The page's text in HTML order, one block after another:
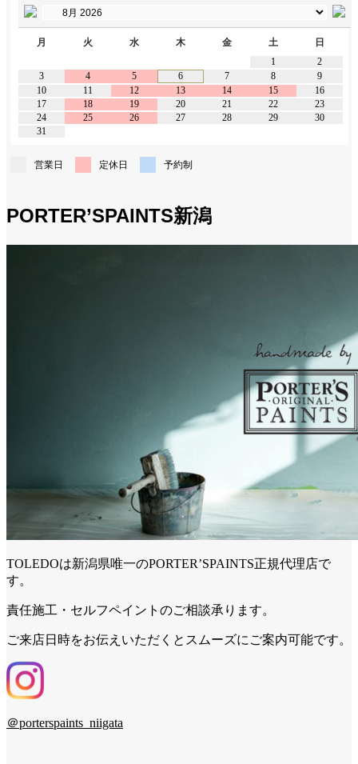
月 火 水 木 金 土
日
1
2
3
4 5 6 7 8
9
10
11 12 13 14 15
16
17
18 19 20 21 22
23
24
25 26 27 28 29
30
31
営業日 定休日 予約制
PORTER’SPAINTS新潟
TOLEDOは新潟県唯一のPORTER’SPAINTS正規代理店で
す。
責任施工・セルフペイントのご相談承ります。
ご来店日時をお伝えいただくとスムーズにご案内可能です。
＠porterspaints_niigata